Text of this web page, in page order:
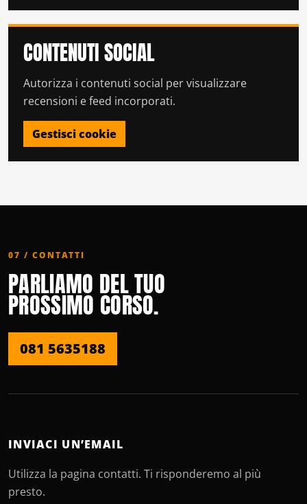
CONTENUTI SOCIAL
Autorizza i contenuti social per visualizzare
recensioni e feed incorporati.
Gestisci cookie
07 / CONTATTI
PARLIAMO DEL TUO
PROSSIMO CORSO.
081 5635188
INVIACI UN’EMAIL
Utilizza la pagina contatti. Ti risponderemo al più
presto.